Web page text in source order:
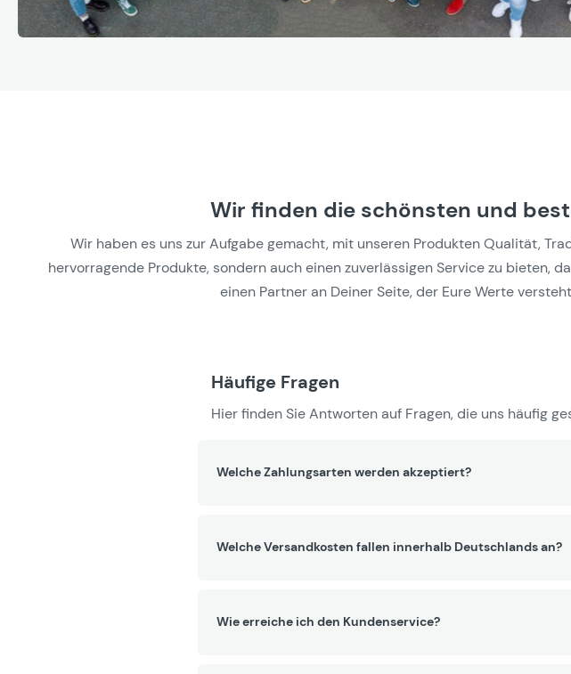
Wir finden die schönsten und
Wir haben es uns zur Aufgabe gemacht, mit unseren Produkten Qualität,
hervorragende Produkte, sondern auch einen zuverlässigen Service zu bieten,
einen Partner an Deiner Seite, der Eure Werte
Häufige Fragen
Hier finden Sie Antworten auf Fragen, die uns häufig
Welche Zahlungsarten werden akzeptiert?
Welche Versandkosten fallen innerhalb Deutschlands an?
Wie erreiche ich den Kundenservice?